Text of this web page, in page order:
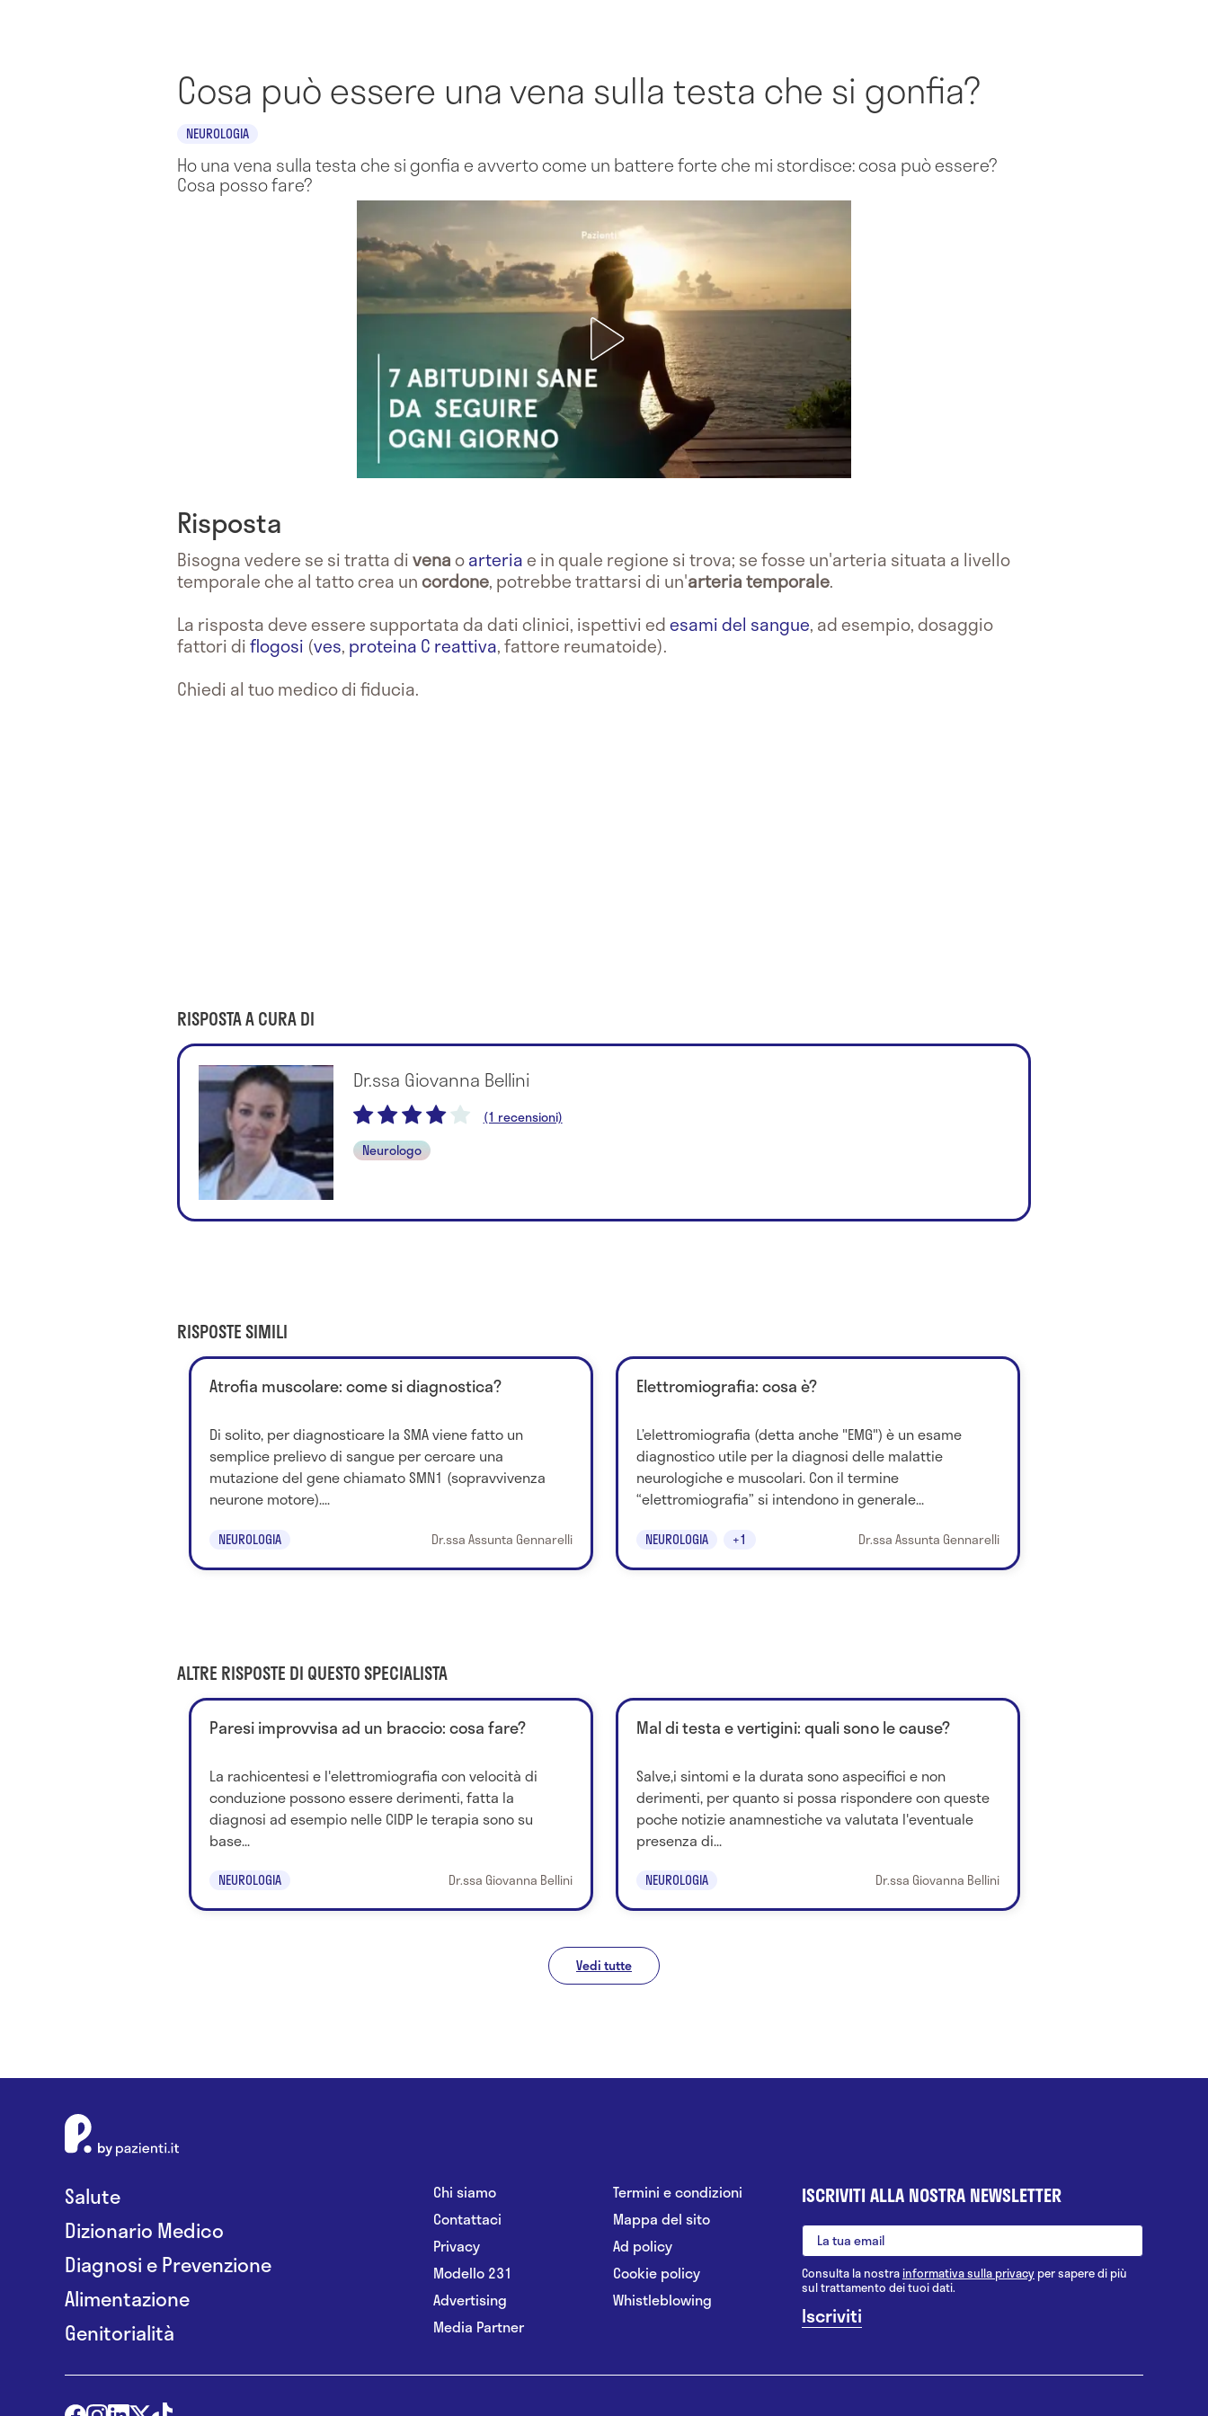
Cosa può essere una vena sulla testa che si gonfia?
NEUROLOGIA
Ho una vena sulla testa che si gonfia e avverto come un battere forte che mi stordisce: cosa può essere?
Cosa posso fare?
Risposta
Bisogna vedere se si tratta divenaoarteriae in quale regione si trova; se fosse un'arteria situata a livello
temporale che al tatto crea uncordone, potrebbe trattarsi di un'arteria temporale.
La risposta deve essere supportata da dati clinici, ispettivi edesami del sangue, ad esempio, dosaggio
fattori diflogosi (ves, proteina C reattiva, fattore reumatoide).
Chiedi al tuo medico di fiducia.
RISPOSTA A CURA DI
Dr.ssa Giovanna Bellini
(1 recensioni)
Neurologo
RISPOSTE SIMILI
Atrofia muscolare: come si diagnostica?
Di solito, per diagnosticare la SMA viene fatto un
semplice prelievo di sangue per cercare una
mutazione del gene chiamato SMN1 (sopravvivenza
neurone motore)....
NEUROLOGIA Dr.ssa Assunta Gennarelli
Elettromiografia: cosa è?
L’elettromiografia (detta anche "EMG") è un esame
diagnostico utile per la diagnosi delle malattie
neurologiche e muscolari. Con il termine
“elettromiografia” si intendono in generale...
NEUROLOGIA +1 Dr.ssa Assunta Gennarelli
ALTRE RISPOSTE DI QUESTO SPECIALISTA
Paresi improvvisa ad un braccio: cosa fare?
La rachicentesi e l'elettromiografia con velocità di
conduzione possono essere derimenti, fatta la
diagnosi ad esempio nelle CIDP le terapia sono su
base...
NEUROLOGIA Dr.ssa Giovanna Bellini
Mal di testa e vertigini: quali sono le cause?
Salve,i sintomi e la durata sono aspecifici e non
derimenti, per quanto si possa rispondere con queste
poche notizie anamnestiche va valutata l'eventuale
presenza di...
NEUROLOGIA Dr.ssa Giovanna Bellini
Vedi tutte
Salute
Dizionario Medico
Diagnosi e Prevenzione
Alimentazione
Genitorialità
Chi siamo
Contattaci
Privacy
Modello 231
Advertising
Media Partner
Termini e condizioni
Mappa del sito
Ad policy
Cookie policy
Whistleblowing
ISCRIVITI ALLA NOSTRA NEWSLETTER
Consulta la nostrainformativa sulla privacy per sapere di più
sul trattamento dei tuoi dati.